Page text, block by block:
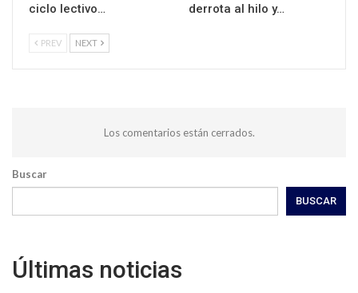
ciclo lectivo…
derrota al hilo y…
PREV NEXT
Los comentarios están cerrados.
Buscar
BUSCAR
Últimas noticias